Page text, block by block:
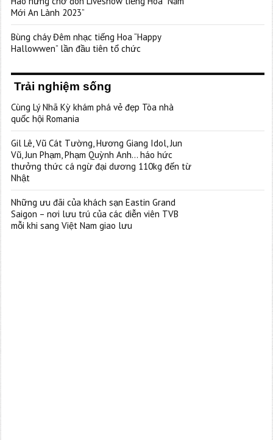
Mới An Lành 2023”
Bùng cháy Đêm nhạc tiếng Hoa “Happy
Hallowwen” lần đầu tiên tổ chức
Trải nghiệm sống
Cùng Lý Nhã Kỳ khám phá vẻ đẹp Tòa nhà
quốc hội Romania
Gil Lê, Vũ Cát Tường, Hương Giang Idol, Jun
Vũ, Jun Phạm, Phạm Quỳnh Anh… háo hức
thưởng thức cá ngừ đại dương 110kg đến từ
Nhật
Những ưu đãi của khách sạn Eastin Grand
Saigon – nơi lưu trú của các diễn viên TVB
mỗi khi sang Việt Nam giao lưu